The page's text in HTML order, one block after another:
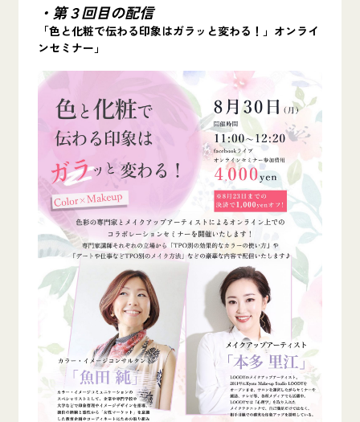
・第３回目の配信
「色と化粧で伝わる印象はガラッと変わる！」オンライ
ンセミナー」